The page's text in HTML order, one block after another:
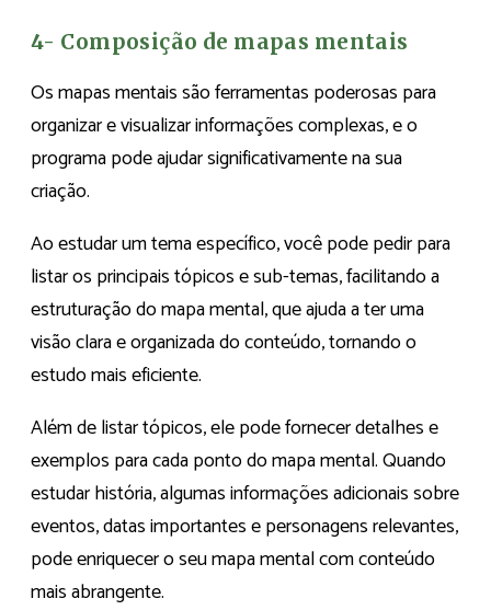
4- Composição de mapas mentais
Os mapas mentais são ferramentas poderosas para
organizar e visualizar informações complexas, e o
programa pode ajudar significativamente na sua
criação.
Ao estudar um tema específico, você pode pedir para
listar os principais tópicos e sub-temas, facilitando a
estruturação do mapa mental, que ajuda a ter uma
visão clara e organizada do conteúdo, tornando o
estudo mais eficiente.
Além de listar tópicos, ele pode fornecer detalhes e
exemplos para cada ponto do mapa mental. Quando
estudar história, algumas informações adicionais sobre
eventos, datas importantes e personagens relevantes,
pode enriquecer o seu mapa mental com conteúdo
mais abrangente.